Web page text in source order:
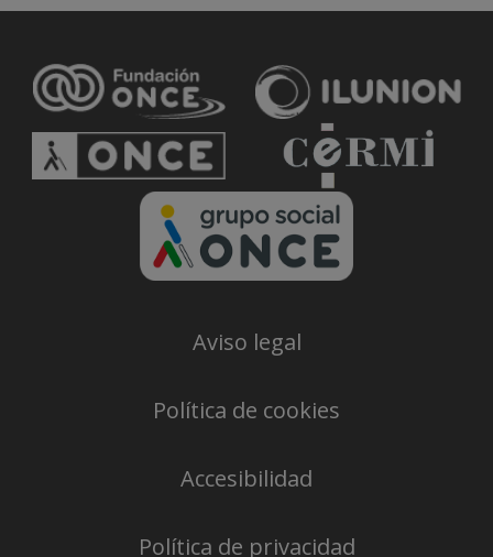
Aviso legal
Política de cookies
Accesibilidad
Política de privacidad